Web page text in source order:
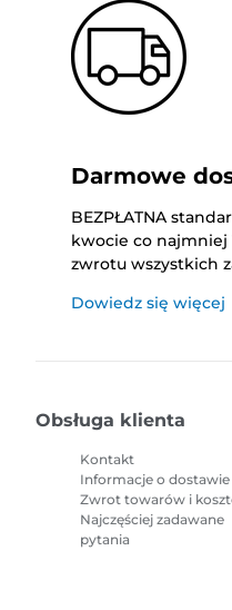
Darmowe
BEZPŁATNA
kwocie co najmniej
zwrotu wszystkich
Dowiedz się więcej
Obsługa klienta
Kontakt
Informacje o dostawie
Zwrot towarów i
Najczęściej zadawane
pytania